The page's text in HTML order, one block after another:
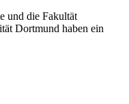
und die Fakultät
Dortmund haben ein